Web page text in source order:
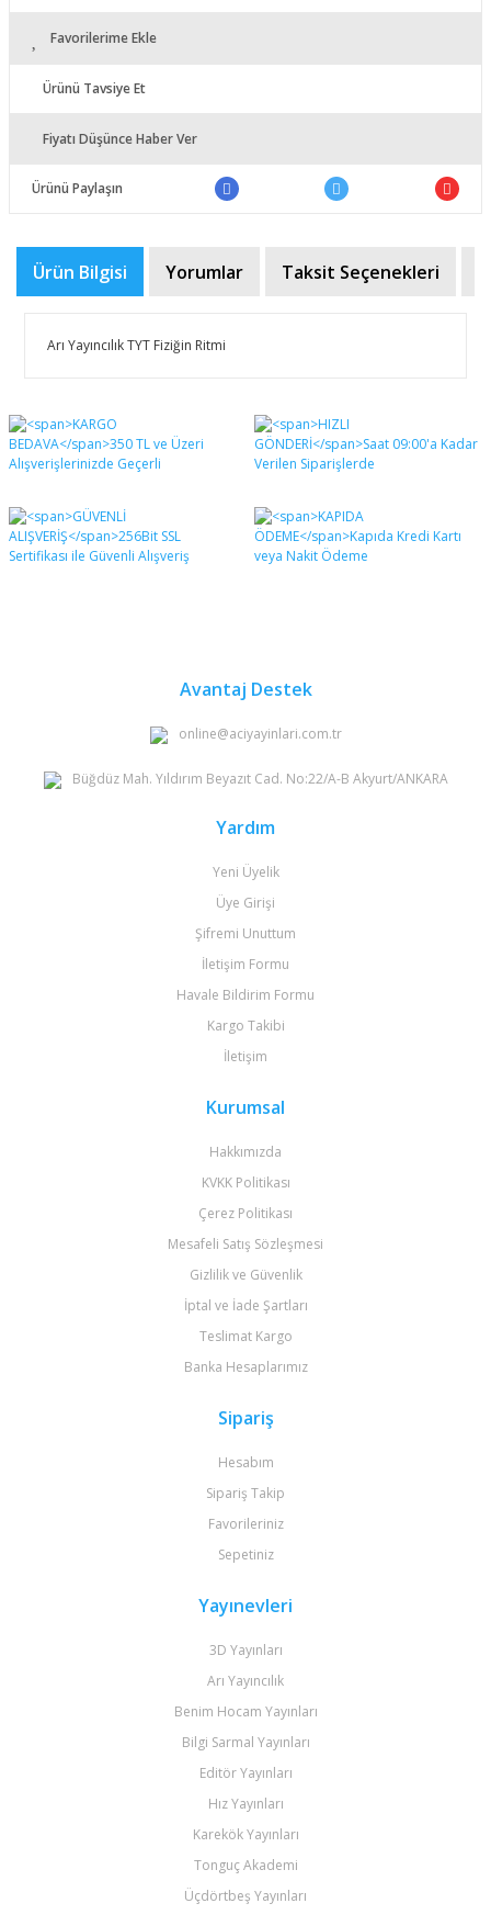
Favorilerime Ekle
Ürünü Tavsiye Et
Fiyatı Düşünce Haber Ver
Ürünü Paylaşın
Ürün Bilgisi Yorumlar Taksit Seçenekleri
Arı Yayıncılık TYT Fiziğin Ritmi
Bu ürüne ilk yorumu siz yapın!
Yorum Yaz
Bu ürünün fiyat bilgisi, resim, ürün açıklamalarında ve
diğer konularda yetersiz gördüğünüz noktaları öneri
formunu kullanarak tarafımıza iletebilirsiniz.
Görüş ve önerileriniz için teşekkür ederiz.
Ürün resmi kalitesiz, bozuk veya görüntülenemiyor.
Ürün açıklamasında eksik bilgiler bulunuyor.
Avantaj Destek
online@aciyayinlari.com.tr
Büğdüz Mah. Yıldırım Beyazıt Cad. No:22/A-B Akyurt/ANKARA
Yardım
Yeni Üyelik
Üye Girişi
Şifremi Unuttum
İletişim Formu
Havale Bildirim Formu
Kargo Takibi
İletişim
Kurumsal
Hakkımızda
KVKK Politikası
Çerez Politikası
Mesafeli Satış Sözleşmesi
Gizlilik ve Güvenlik
İptal ve İade Şartları
Teslimat Kargo
Banka Hesaplarımız
Sipariş
Hesabım
Sipariş Takip
Favorileriniz
Sepetiniz
Yayınevleri
3D Yayınları
Arı Yayıncılık
Benim Hocam Yayınları
Bilgi Sarmal Yayınları
Editör Yayınları
Hız Yayınları
Karekök Yayınları
Tonguç Akademi
Üçdörtbeş Yayınları